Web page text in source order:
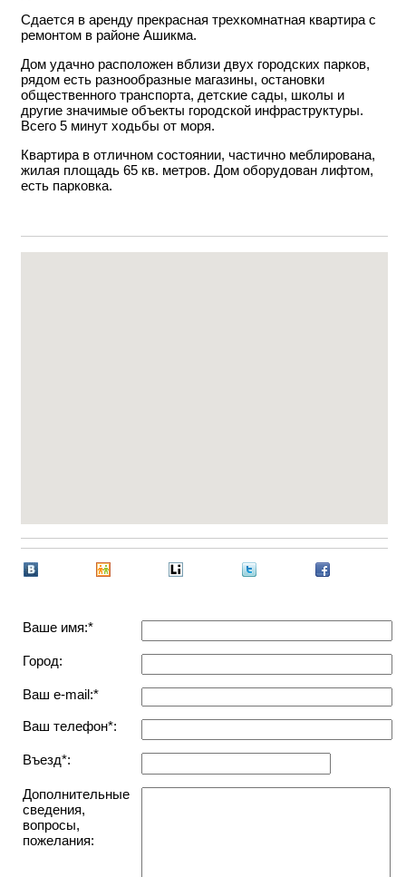
Сдается в аренду прекрасная трехкомнатная квартира с
ремонтом в районе Ашикма.
Дом удачно расположен вблизи двух городских парков,
рядом есть разнообразные магазины, остановки
общественного транспорта, детские сады, школы и
другие значимые объекты городской инфраструктуры.
Всего 5 минут ходьбы от моря.
Квартира в отличном состоянии, частично меблирована,
жилая площадь 65 кв. метров. Дом оборудован лифтом,
есть парковка.
Ваше имя:*
Город:
Ваш e-mail:*
Ваш телефон*:
Въезд*:
Дополнительные
сведения,
вопросы,
пожелания: